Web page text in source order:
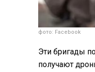
фото: Facebook
Эти бригады
получают